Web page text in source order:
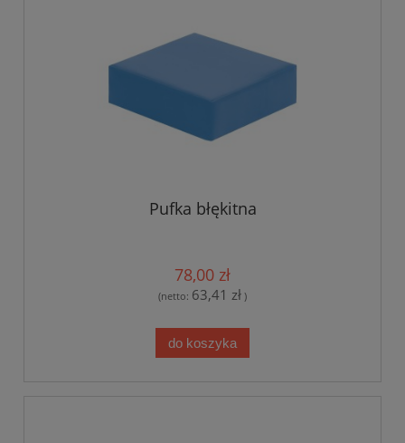
Pufka błękitna
78,00 zł
(netto: 63,41 zł )
do koszyka